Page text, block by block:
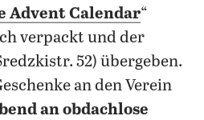
Advent Calendar“
verpackt und der
52) übergeben.
an den Verein
an obdachlose